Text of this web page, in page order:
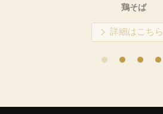
鶏そば
詳細はこちら